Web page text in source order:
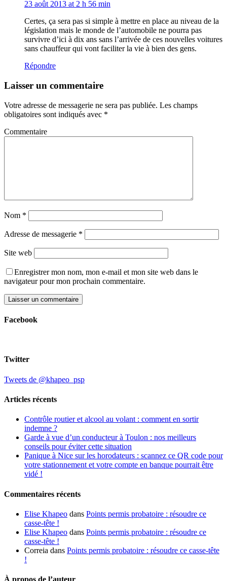
23 août 2013 at 2 h 56 min
Certes, ça sera pas si simple à mettre en place au niveau de la
législation mais le monde de l’automobile ne pourra pas
survivre d’ici à dix ans sans l’arrivée de ces nouvelles voitures
sans chauffeur qui vont faciliter la vie à bien des gens.
Répondre
Laisser un commentaire
Votre adresse de messagerie ne sera pas publiée. Les champs
obligatoires sont indiqués avec *
Commentaire
Nom *
Adresse de messagerie *
Site web
Enregistrer mon nom, mon e-mail et mon site web dans le
navigateur pour mon prochain commentaire.
Facebook
Twitter
Tweets de @khapeo_psp
Articles récents
Contrôle routier et alcool au volant : comment en sortir
indemne ?
Garde à vue d’un conducteur à Toulon : nos meilleurs
conseils pour éviter cette situation
Panique à Nice sur les horodateurs : scannez ce QR code pour
votre stationnement et votre compte en banque pourrait être
vidé !
Commentaires récents
Elise Khapeo dans Points permis probatoire : résoudre ce
casse-tête !
Elise Khapeo dans Points permis probatoire : résoudre ce
casse-tête !
Correia dans Points permis probatoire : résoudre ce casse-tête
!
À propos de l’auteur